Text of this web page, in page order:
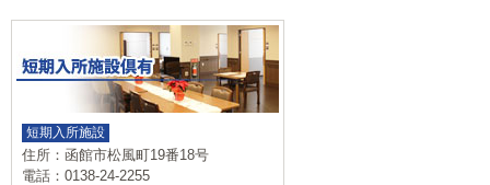
短期入所施設
住所：函館市松風町19番18号
電話：0138-24-2255